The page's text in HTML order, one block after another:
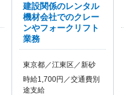
建設関係のレンタル
機材会社でのクレー
ンやフォークリフト
業務
東京都／江東区／新砂
時給1,700円／交通費別
途支給